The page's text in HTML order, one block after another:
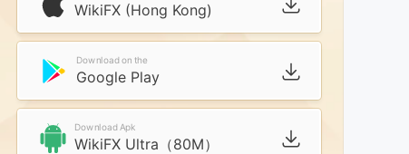
WikiFX (Hong Kong)
Download on the
Google Play
Download Apk
WikiFX Ultra（80M）